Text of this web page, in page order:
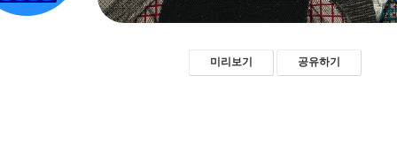
미리보기 공유하기